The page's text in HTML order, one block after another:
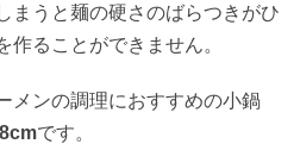
まうと麺の硬さのばらつきがひ
作ることができません。
メンの調理におすすめの小鍋
です。